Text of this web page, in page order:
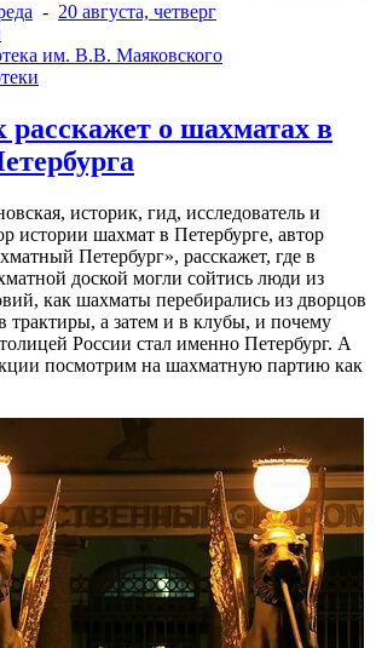
- 20 августа, четверг
им. В.В. Маяковского
расскажет о шахматах в
историк, гид, исследователь и
истории шахмат в Петербурге, автор
Петербург», расскажет, где в
доской могли сойтись люди из
как шахматы перебирались из дворцов
трактиры, а затем и в клубы, и почему
России стал именно Петербург. А
посмотрим на шахматную партию как